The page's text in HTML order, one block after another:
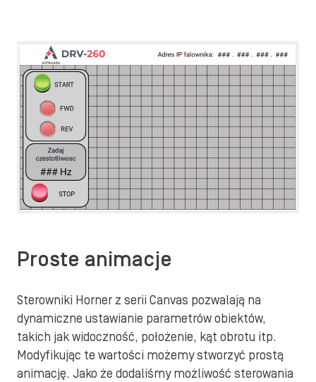
Proste animacje
Sterowniki Horner z serii Canvas pozwalają na
dynamiczne ustawianie parametrów obiektów,
takich jak widoczność, położenie, kąt obrotu itp.
Modyfikując te wartości możemy stworzyć prostą
animację. Jako że dodaliśmy możliwość sterowania